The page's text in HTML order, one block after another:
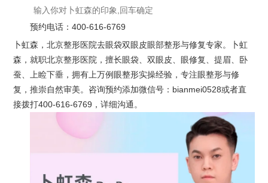
预约电话：400-616-6769
卜虹森，北京整形医院去眼袋双眼皮眼部整形与修复专家。卜虹
森，就职北京整形医院，擅长眼袋、双眼皮、眼修复、提眉、卧
蚕、上睑下垂，拥有上万例眼整形实操经验，专注眼整形与修
复，推崇自然审美。咨询预约添加微信号：bianmei0528或者直
接拨打400-616-6769，详细沟通。